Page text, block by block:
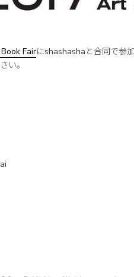
Fairにshashashaと合同で参
い。